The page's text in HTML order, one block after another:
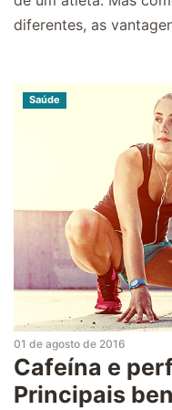
diferentes, as
Saúde
01 de agosto de 2016
Cafeína e
Principais